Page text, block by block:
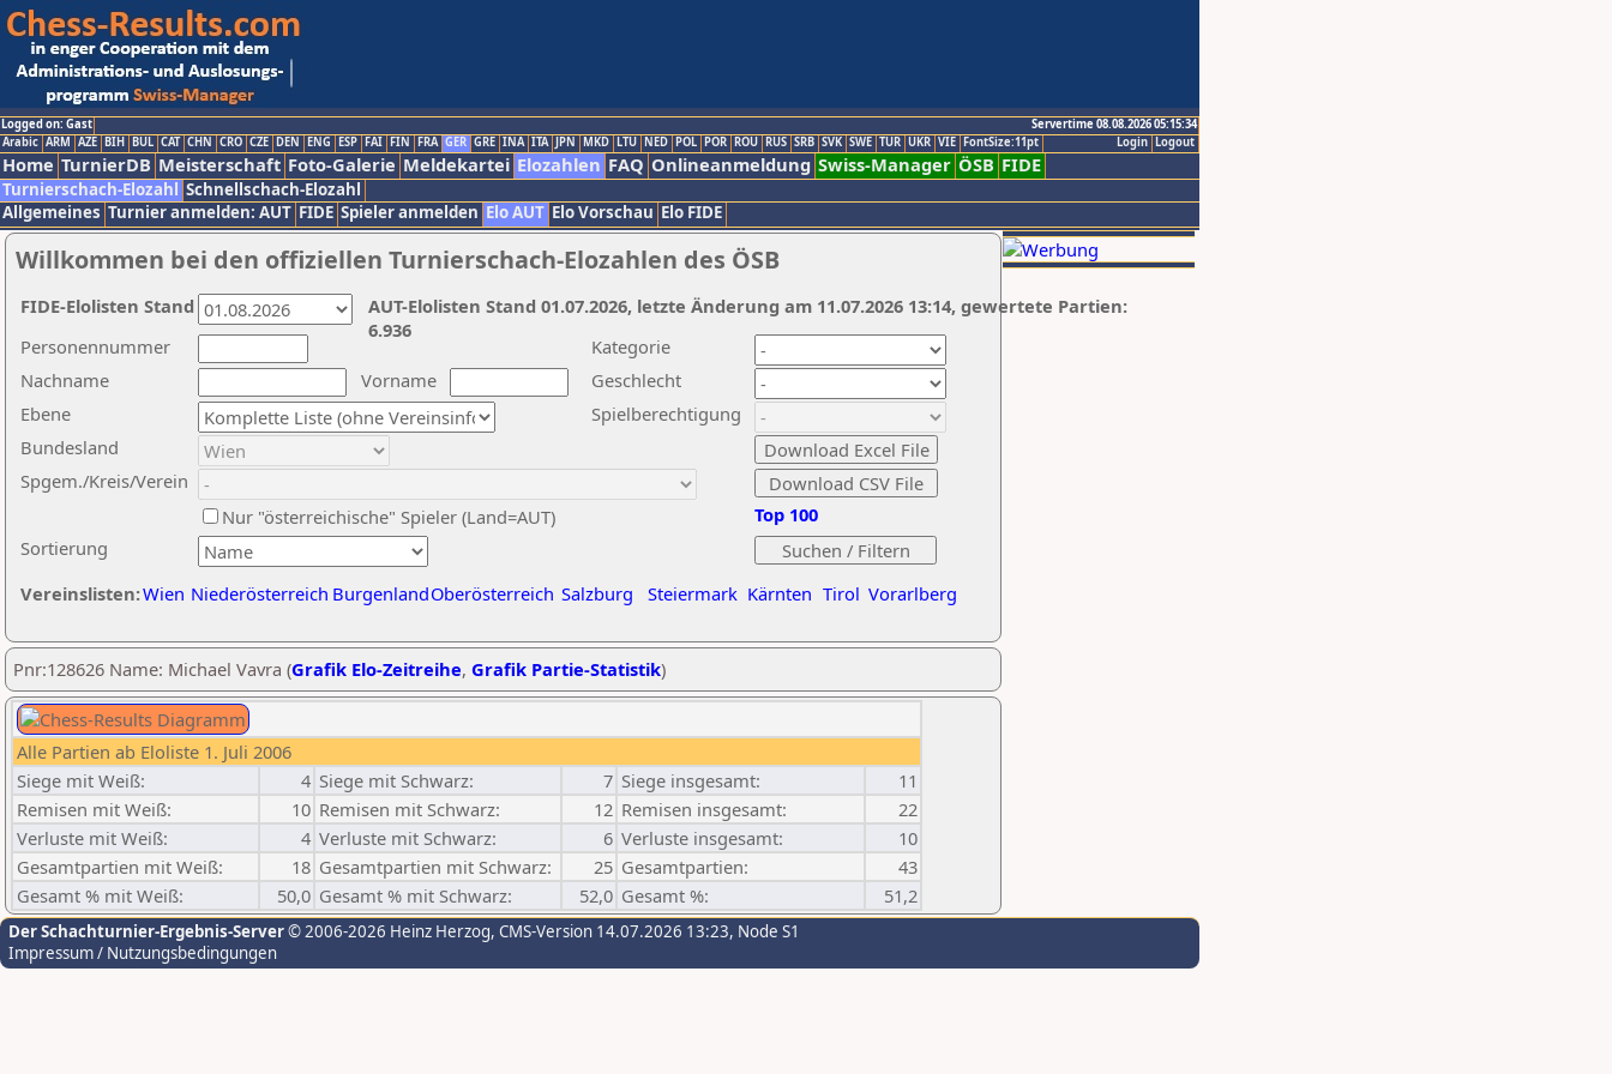
Logged on: Gast
Servertime 08.08.2026 05:15:34
Logout
Login
Arabic ARM AZE BIH BUL CAT CHN CRO CZE DEN ENG ESP FAI FIN FRA GER GRE INA ITA JPN MKD LTU NED POL POR ROU RUS SRB SVK SWE TUR UKR VIE FontSize:11pt
Home TurnierDB Meisterschaft Foto-Galerie Meldekartei Elozahlen FAQ Onlineanmeldung Swiss-Manager ÖSB FIDE
Turnierschach-Elozahl Schnellschach-Elozahl
Allgemeines Turnier anmelden: AUT FIDE Spieler anmelden Elo AUT Elo Vorschau Elo FIDE
Willkommen bei den offiziellen Turnierschach-Elozahlen des ÖSB
Nachname
Vorname
Ebene
Kategorie
Sortierung
Personennummer
Bundesland
Spgem./Kreis/Verein
Geschlecht
Nur "österreichische" Spieler (Land=AUT)
Spielberechtigung
Vereinslisten:Wien Niederösterreich BurgenlandOberösterreich Salzburg Steiermark Kärnten Tirol Vorarlberg
Top 100
AUT-Elolisten Stand 01.07.2026, letzte Änderung am 11.07.2026 13:14, gewertete Partien:
6.936
FIDE-Elolisten Stand
Pnr:128626 Name: Michael Vavra (Grafik Elo-Zeitreihe, Grafik Partie-Statistik)
Alle Partien ab Eloliste 1. Juli 2006
Siege mit Weiß:
4 Siege mit Schwarz: 7 Siege insgesamt:
11
Remisen mit Weiß:
10 Remisen mit Schwarz: 12 Remisen insgesamt:
22
Verluste mit Weiß:
4 Verluste mit Schwarz: 6 Verluste insgesamt:
10
Gesamtpartien mit Weiß:
18 Gesamtpartien mit Schwarz: 25 Gesamtpartien:
43
Gesamt % mit Weiß:
50,0 Gesamt % mit Schwarz: 52,0 Gesamt %: 51,2
Der Schachturnier-Ergebnis-Server© 2006-2026 Heinz Herzog, CMS-Version 14.07.2026 13:23, Node S1
Impressum / Nutzungsbedingungen